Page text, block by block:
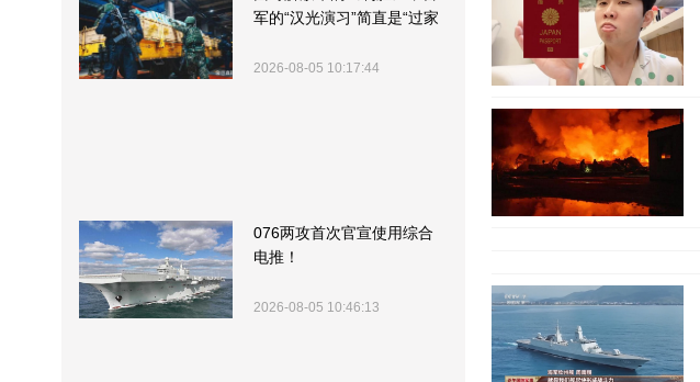
军的“汉光演习”简直是“过家
2026-08-05 10:17:44
076两攻首次官宣使用综合
电推！
2026-08-05 10:46:13